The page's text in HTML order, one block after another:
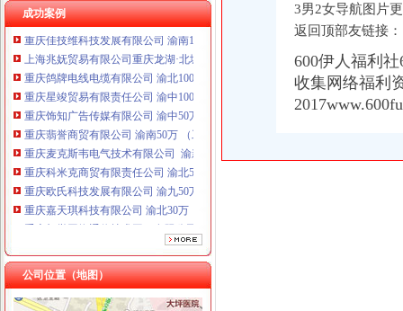
成功案例
重庆凯誉网络通信技术工程有限公司 渝中300万 （工商变更）
重庆佳技维科技发展有限公司 渝南100万 （进出口权）
上海兆妩贸易有限公司重庆龙湖·北城天街分公司 （工商注册）
重庆鸽牌电线电缆有限公司 渝北10010万 (进出口权)
重庆星竣贸易有限责任公司 渝中100万 （进出口权）
重庆饰知广告传媒有限公司 渝中50万 （工商注册）
重庆翡誉商贸有限公司 渝南50万 （工商注册）
重庆麦克斯韦电气技术有限公司 渝新 （工商注册）
重庆科米克商贸有限责任公司 渝北50万 （工商注册）
重庆欧氏科技发展有限公司 渝九50万 （进出口权）
重庆嘉天琪科技有限公司 渝北30万 （工商注册）
重庆凯誉网络通信技术工程有限公司 渝中300万 （工商变更）
重庆佳技维科技发展有限公司 渝南100万 （进出口权）
上海兆妩贸易有限公司重庆龙湖·北城天街分公司 （工商注册）
公司位置（地图）
3男2女导航图片
返回顶部友链接：
600伊人福利
收集网络福利